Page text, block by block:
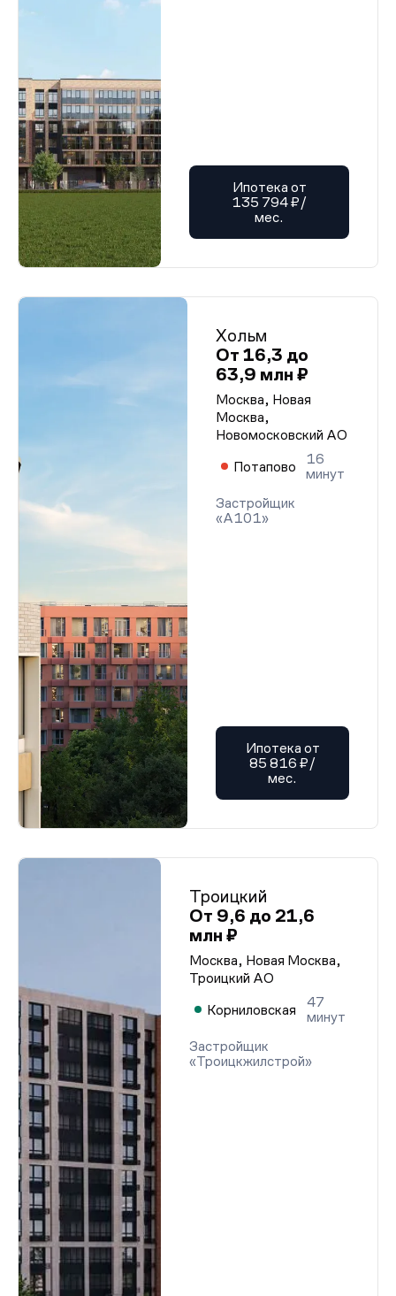
Ипотека от
135 794 ₽/
мес.
Хольм
От 16,3 до
63,9 млн ₽
Москва, Новая
Москва,
Новомосковский АО
Потапово
16
минут
Застройщик
«А101»
Ипотека от
85 816 ₽/
мес.
Троицкий
От 9,6 до 21,6
млн ₽
Москва, Новая Москва,
Троицкий АО
Корниловская
47
минут
Застройщик
«Троицкжилстрой»